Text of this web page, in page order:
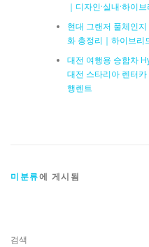
｜디자인·실내·하이
현대 그랜저 풀체인
화 총정리｜하이브리
대전 여행용 승합차
대전 스타리아 렌터
행렌트
미분류에 게시됨
검색